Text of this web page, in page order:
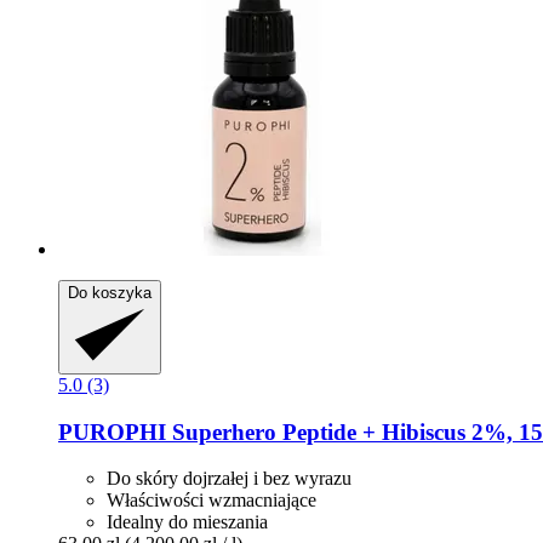
Do koszyka
5.0 (3)
PUROPHI Superhero Peptide + Hibiscus 2%,
Do skóry dojrzałej i bez wyrazu
Właściwości wzmacniające
Idealny do mieszania